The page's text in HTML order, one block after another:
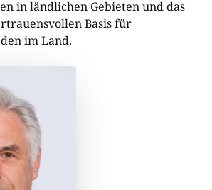
in ländlichen Gebieten und das
Basis für
im Land.